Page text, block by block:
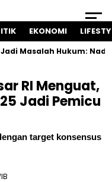
EKONOMI
Hukum: Nadiem
RI Menguat,
Jadi Pemicu
target konsensus